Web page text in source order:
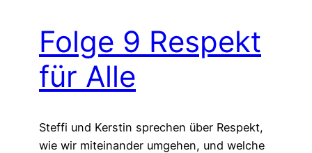
Folge 9 Respekt
für Alle
Steffi und Kerstin sprechen über Respekt,
wie wir miteinander umgehen, und welche